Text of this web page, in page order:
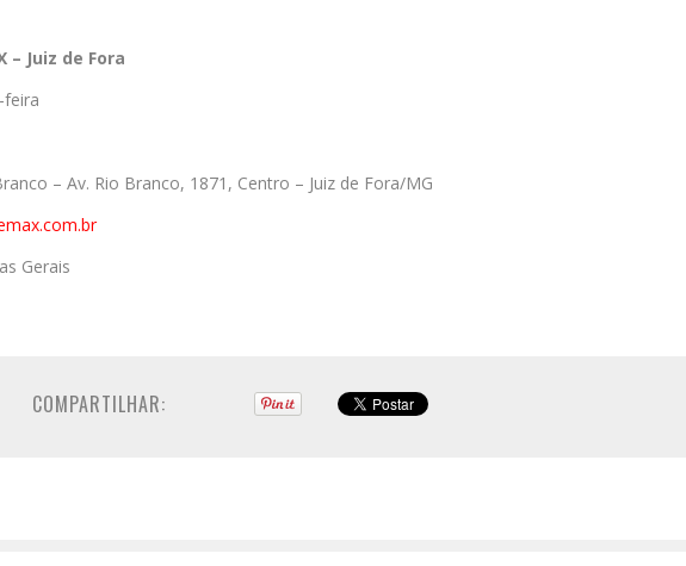
– Juiz de Fora
feira
– Av. Rio Branco, 1871, Centro – Juiz de Fora/MG
Gerais
COMPARTILHAR: